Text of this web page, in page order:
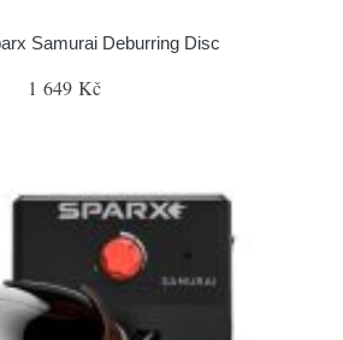
Samurai Deburring Disc
1 649 Kč